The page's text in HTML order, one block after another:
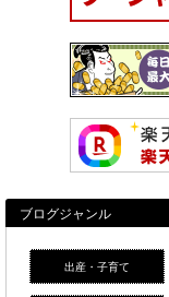
ブログジャンル
出産・子育て